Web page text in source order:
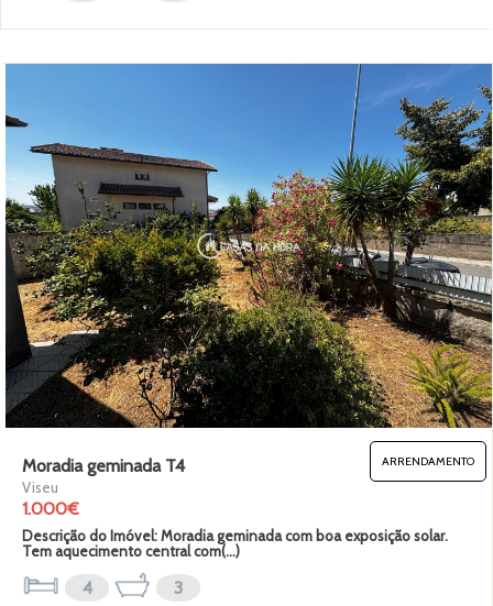
Moradia geminada T4
Viseu
ARRENDAMENTO
1.000€
Descrição do Imóvel: Moradia geminada com boa exposição solar.
Tem aquecimento central com(...)
4 3